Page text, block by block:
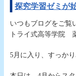
探究学習ゼミが
いつもブログをご覧
トライ式高等学院
5月に入り、すっか